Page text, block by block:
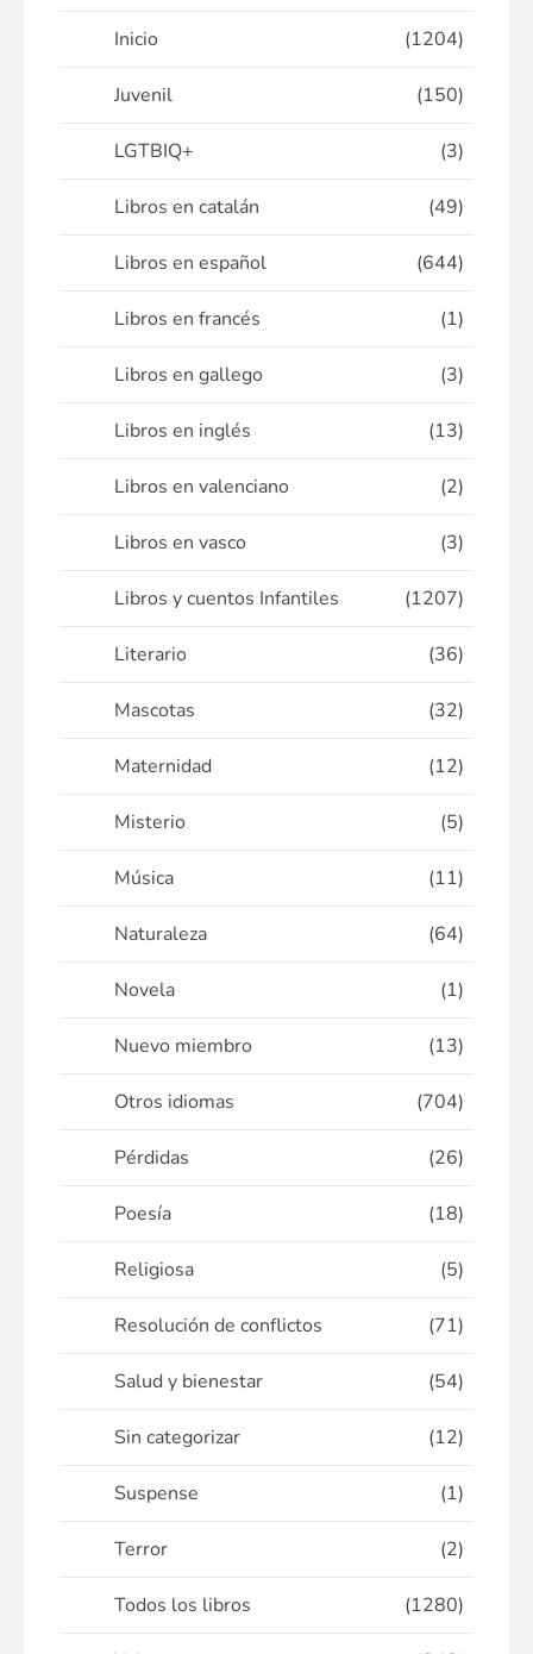
Inicio (1204)
Juvenil (150)
LGTBIQ+ (3)
Libros en catalán (49)
Libros en español (644)
Libros en francés (1)
Libros en gallego (3)
Libros en inglés (13)
Libros en valenciano (2)
Libros en vasco (3)
Libros y cuentos Infantiles (1207)
Literario (36)
Mascotas (32)
Maternidad (12)
Misterio (5)
Música (11)
Naturaleza (64)
Novela (1)
Nuevo miembro (13)
Otros idiomas (704)
Pérdidas (26)
Poesía (18)
Religiosa (5)
Resolución de conflictos (71)
Salud y bienestar (54)
Sin categorizar (12)
Suspense (1)
Terror (2)
Todos los libros (1280)